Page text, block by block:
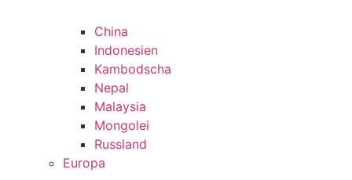
China
Indonesien
Kambodscha
Nepal
Malaysia
Mongolei
Russland
Europa